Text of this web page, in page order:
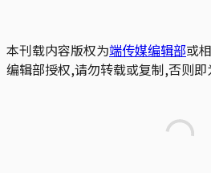
本刊载内容版权为端传媒编辑部或
编辑部授权,请勿转载或复制,否则即